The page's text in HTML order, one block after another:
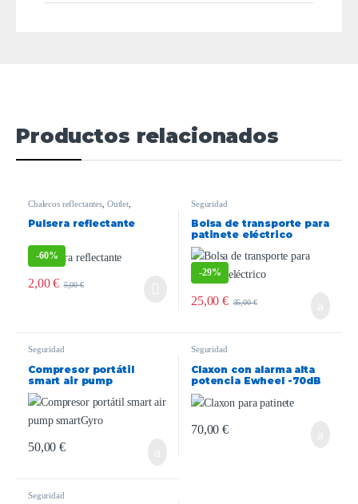
Productos relacionados
Chalecos reflectantes Outlet,
Pulsera reflectante
-60%
2,00€ 5,00€
Seguridad
Bolsa de transporte para
patinete eléctrico
[360Basics}
-29%
25,00€ 35,00€
Seguridad
Compresor portátil
smart air pump
smartGyro
50,00€
Seguridad
Claxon con alarma alta
potencia Ewheel -70dB
70,00€
Seguridad